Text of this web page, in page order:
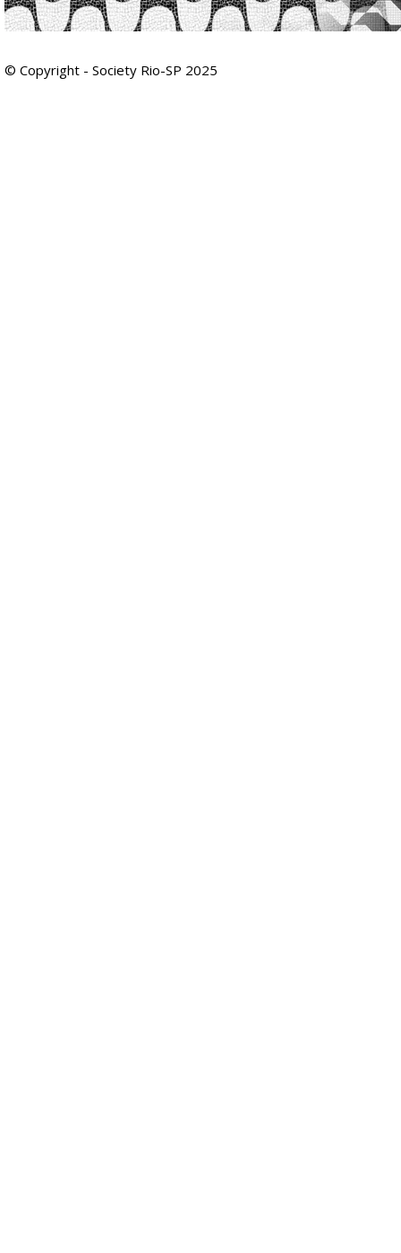
© Copyright - Society Rio-SP 2025